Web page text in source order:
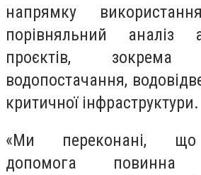
напрямку
порівняльний аналіз
проєктів,
водопостачання,
критичної інфраструктури.
«Ми переконані, що
допомога повинна